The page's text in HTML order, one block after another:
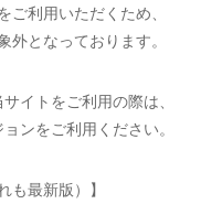
利用いただくため、
外となっております。
イトをご利用の際は、
ンをご利用ください。
も最新版）】